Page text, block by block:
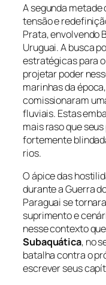
A segunda metade
tensão e
Prata, envolvendo
Uruguai. A busca
estratégicas para
projetar poder
marinhas da
comissionaram
fluviais. Estas
mais raso que
fortemente
rios.
O ápice das
durante a Guerra
Paraguai se
suprimento e
nesse contexto
Subaquática, no
batalha contra o
escrever seus